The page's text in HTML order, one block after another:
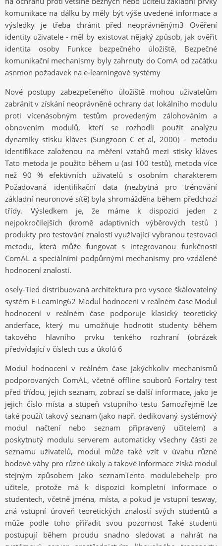
komunikace na dálku by měly být výše uvedené informace a
výsledky je třeba chránit před neoprávněným3 Ověření
identity uživatele - měl by existovat nějaký způsob, jak ověřit
identita osoby Funkce bezpečného úložiště, Bezpečné
komunikační mechanismy byly zahrnuty do ComA od začátku
asnmon požadavek na e-learningové systémy
Nové postupy zabezpečeného úložiště mohou uživatelům
zabránit v získání neoprávněné ochrany dat lokálního modulu
proti vícenásobným testům provedeným zálohováním a
obnovením modulů, kteří se rozhodli použít analýzu
dynamiky stisku kláves (Sungzoon C et al, 2000) – metodu
identifikace založenou na měření vztahů mezi stisky kláves
Tato metoda je použito během u (asi 100 testů), metoda více
než 90 % efektivních uživatelů s osobním charakterem
Požadovaná identifikační data (nezbytná pro trénování
základní neuronové sítě) byla shromážděna během předchozí
třídy. Výsledkem je, že máme k dispozici jeden z
nejpokročilejších (kromě adaptivních výběrových testů )
produkty pro testování znalostí využívající vybranou testovací
metodu, která může fungovat s integrovanou funkčností
ComAL a speciálními podpůrnými mechanismy pro vzdálené
hodnocení znalostí.
osely-Tied distribuovaná architektura pro vysoce škálovatelný
systém E-Leaming62 Modul hodnocení v reálném čase Modul
hodnocení v reálném čase podporuje klasický teoretický
anderface, který mu umožňuje hodnotit studenty během
takového hlavního prvku tenkého rozhraní (obrázek
předvídající v číslech cus a úkolů 6
Modul hodnocení v reálném čase jakýchkoliv mechanismů
podporovaných ComAL, včetně offline souborů Fortalry test
před třídou, jejich seznam, zobrazí se další informace, jako je
jejich číslo místa a stupeň vstupního testu Samozřejmě lze
také použít takový seznam (jako např. dedikovaný systémový
modul načtení nebo seznam připravený učitelem) a
poskytnutý modulu serverem automaticky všechny části ze
seznamu uživatelů, modul může také vzít v úvahu různé
bodové váhy pro různé úkoly a takové informace získá modul
stejným způsobem jako seznamTento modulebehelp pro
učitele, protože má k dispozici kompletní informace o
studentech, včetně jména, místa, a pokud je vstupní tesway,
zná vstupní úroveň teoretických znalostí svých studentů a
může podle toho přiřadit svou pozornost Také studenti
postupují během proudu snadno sledovat a nahrát na